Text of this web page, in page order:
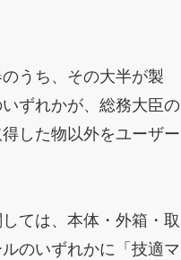
うち、その大半が製
ずれかが、総務大臣の
した物以外をユーザー
ては、本体・外箱・取
のいずれかに「技適マ